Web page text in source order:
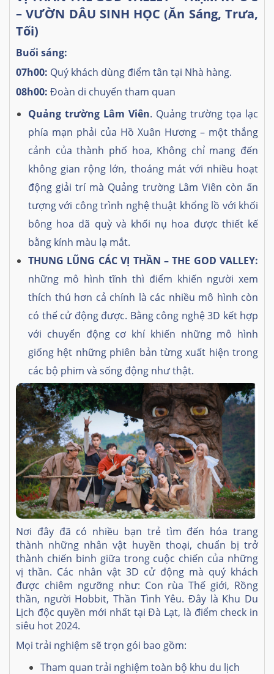
– VƯỜN DÂU SINH HỌC (Ăn Sáng, Trưa,
Tối)
Buổi sáng:
07h00: Quý khách dùng điểm tân tại Nhà hàng.
08h00: Đoàn di chuyển tham quan
Quảng trường Lâm Viên. Quảng trường tọa lạc
phía mạn phải của Hồ Xuân Hương – một thắng
cảnh của thành phố hoa, Không chỉ mang đến
không gian rộng lớn, thoáng mát với nhiều hoạt
động giải trí mà Quảng trường Lâm Viên còn ấn
tượng với công trình nghệ thuật khổng lồ với khối
bông hoa dã quỳ và khối nụ hoa được thiết kế
bằng kính màu lạ mắt.
THUNG LŨNG CÁC VỊ THẦN – THE GOD VALLEY:
những mô hình tĩnh thì điểm khiến người xem
thích thú hơn cả chính là các nhiều mô hình còn
có thể cử động được. Bằng công nghệ 3D kết hợp
với chuyển động cơ khí khiến những mô hình
giống hệt những phiên bản từng xuất hiện trong
các bộ phim và sống động như thật.
Nơi đây đã có nhiều bạn trẻ tìm đến hóa trang
thành những nhân vật huyền thoại, chuẩn bị trở
thành chiến binh giữa trong cuộc chiến của những
vị thần. Các nhân vật 3D cử động mà quý khách
được chiêm ngưỡng như: Con rùa Thế giới, Rồng
thần, người Hobbit, Thần Tình Yêu. Đây là Khu Du
Lịch độc quyền mới nhất tại Đà Lạt, là điểm check in
siêu hot 2024.
Mọi trải nghiệm sẽ trọn gói bao gồm:
Tham quan trải nghiệm toàn bộ khu du lịch